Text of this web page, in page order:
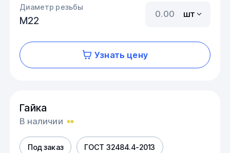
Диаметр резьбы
М22
шт
Узнать цену
Гайка
В наличии
Под заказ ГОСТ 32484.4-2013